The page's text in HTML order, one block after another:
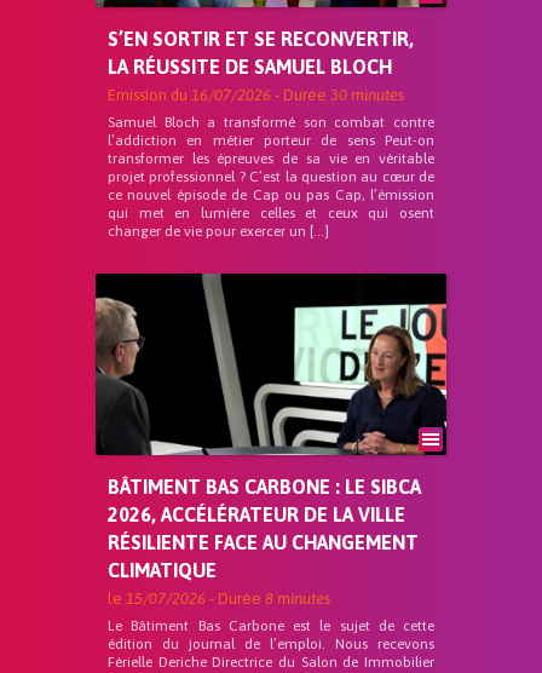
S’EN SORTIR ET SE RECONVERTIR,
LA RÉUSSITE DE SAMUEL BLOCH
Emission du 16/07/2026 - Durée 30 minutes
Samuel Bloch a transformé son combat contre
l’addiction en métier porteur de sens Peut-on
transformer les épreuves de sa vie en véritable
projet professionnel ? C’est la question au cœur de
ce nouvel épisode de Cap ou pas Cap, l’émission
qui met en lumière celles et ceux qui osent
changer de vie pour exercer un […]
BÂTIMENT BAS CARBONE : LE SIBCA
2026, ACCÉLÉRATEUR DE LA VILLE
RÉSILIENTE FACE AU CHANGEMENT
CLIMATIQUE
le 15/07/2026 - Durée 8 minutes
Le Bâtiment Bas Carbone est le sujet de cette
édition du journal de l’emploi. Nous recevons
Férielle Deriche Directrice du Salon de Immobilier